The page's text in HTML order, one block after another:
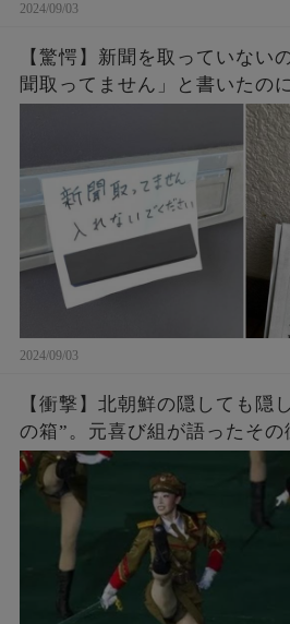
2024/09/03
【驚愕】新聞を取っていない
聞取ってません」と書いたの
2024/09/03
【衝撃】北朝鮮の隠しても隠
の箱”。元喜び組が語ったそ